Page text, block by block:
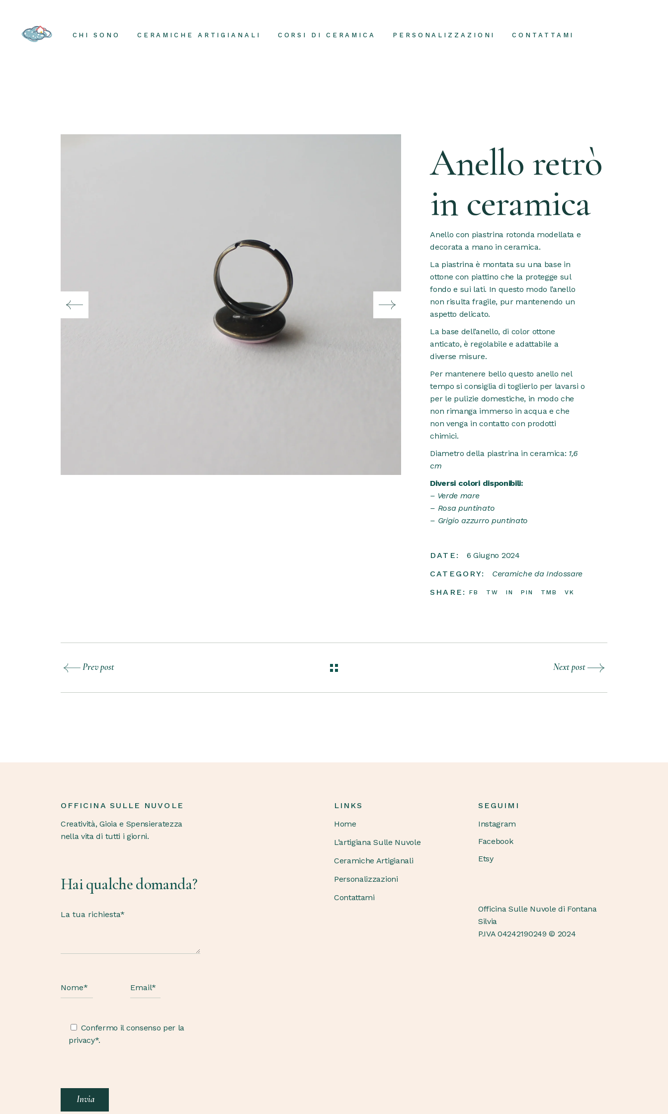
content
CHI SONO CERAMICHE ARTIGIANALI CORSI DI CERAMICA PERSONALIZZAZIONI CONTATTAMI
Anello retrò
in ceramica
Anello con piastrina rotonda modellata e
decorata a mano in ceramica.
La piastrina è montata su una base in
ottone con piattino che la protegge sul
fondo e sui lati. In questo modo l’anello
non risulta fragile, pur mantenendo un
aspetto delicato.
La base dell’anello, di color ottone
anticato, è regolabile e adattabile a
diverse misure.
Per mantenere bello questo anello nel
tempo si consiglia di toglierlo per lavarsi o
per le pulizie domestiche, in modo che
non rimanga immerso in acqua e che
non venga in contatto con prodotti
chimici.
Diametro della piastrina in ceramica: 1,6
cm
Diversi colori disponibili:
– Verde mare
– Rosa puntinato
– Grigio azzurro puntinato
DATE:
6 Giugno 2024
CATEGORY:
Ceramiche da Indossare
SHARE:
FB TW IN PIN TMB VK
Prev post Next post
OFFICINA SULLE NUVOLE
Creatività, Gioia e Spensieratezza
nella vita di tutti i giorni.
Hai qualche domanda?
Confermo il consenso per la
privacy*.
Invia
LINKS
Home
L’artigiana Sulle Nuvole
Ceramiche Artigianali
Personalizzazioni
Contattami
SEGUIMI
Instagram
Facebook
Etsy
Officina Sulle Nuvole di Fontana
Silvia
P.IVA 04242190249 © 2024